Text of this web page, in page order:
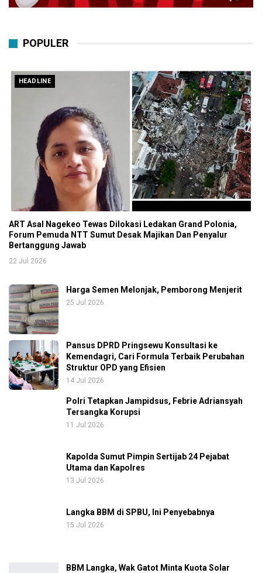
POPULER
HEADLINE
ART Asal Nagekeo Tewas Dilokasi Ledakan Grand Polonia,
Forum Pemuda NTT Sumut Desak Majikan Dan Penyalur
Bertanggung Jawab
22 Jul 2026
Harga Semen Melonjak, Pemborong Menjerit
25 Jul 2026
Pansus DPRD Pringsewu Konsultasi ke
Kemendagri, Cari Formula Terbaik Perubahan
Struktur OPD yang Efisien
14 Jul 2026
Polri Tetapkan Jampidsus, Febrie Adriansyah
Tersangka Korupsi
11 Jul 2026
Kapolda Sumut Pimpin Sertijab 24 Pejabat
Utama dan Kapolres
13 Jul 2026
Langka BBM di SPBU, Ini Penyebabnya
15 Jul 2026
BBM Langka, Wak Gatot Minta Kuota Solar